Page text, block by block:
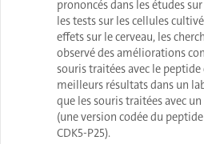
prononcés dans les études
les tests sur les cellules
effets sur le cerveau, les
observé des améliorations
souris traitées avec le
meilleurs résultats dans un
que les souris traitées avec
(une version codée du
CDK5-P25).